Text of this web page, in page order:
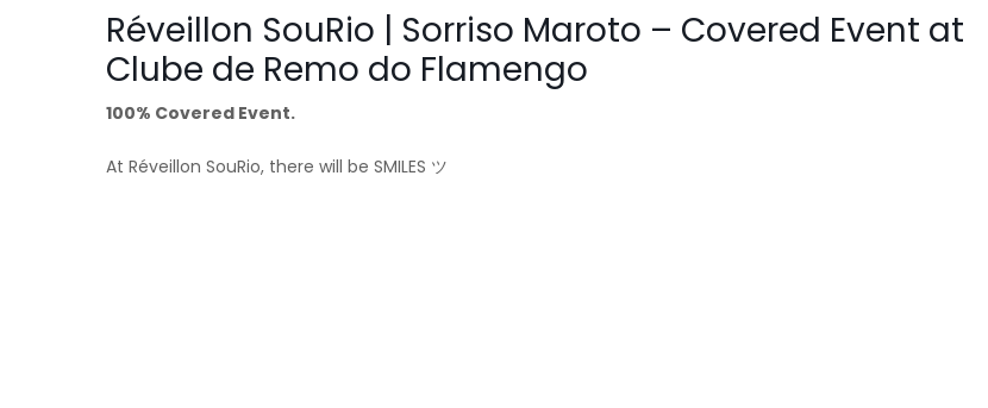
Réveillon SouRio | Sorriso Maroto – Covered Event at
Clube de Remo do Flamengo
100% Covered Event.
At Réveillon SouRio, there will be SMILES ツ